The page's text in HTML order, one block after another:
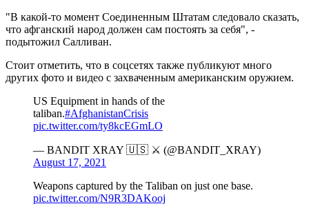
"В какой-то момент Соединенным Штатам следовало сказать,
что афганский народ должен сам постоять за себя", -
подытожил Салливан.
Стоит отметить, что в соцсетях также публикуют много
других фото и видео с захваченным американским оружием.
US Equipment in hands of the
taliban.#AfghanistanCrisis
pic.twitter.com/ty8kcEGmLO
— BANDIT XRAY 🇺🇸 ⚔ (@BANDIT_XRAY)
August 17, 2021
Weapons captured by the Taliban on just one base.
pic.twitter.com/N9R3DAKooj